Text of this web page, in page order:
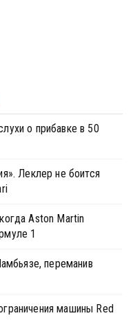
о прибавке в 50
Леклер не боится
Aston Martin
1
переманив
машины Red